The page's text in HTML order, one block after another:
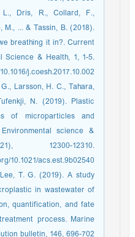
L., Dris, R., Collard, F.,
M., ... & Tassin, B. (2018).
breathing it in?. Current
Science & Health, 1, 1-5.
j.coesh.2017.10.002
Larsson, H. C., Tahara,
N. (2019). Plastic
of microparticles and
science &
12300-12310.
10.1021/acs.est.9b02540
T. G. (2019). A study
in wastewater of
quantification, and fate
process. Marine